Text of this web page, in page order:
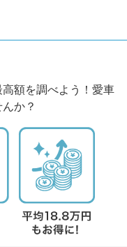
額を調べよう！愛車
か？